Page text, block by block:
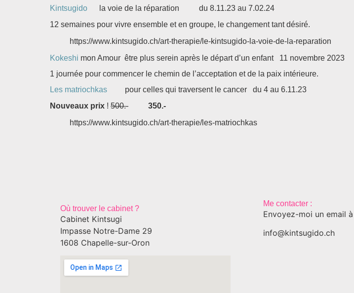
Kintsugidola voie de la réparation du 8.11.23 au 7.02.24
12 semaines pour vivre ensemble et en groupe, le changement tant désiré.
https://www.kintsugido.ch/art-therapie/le-kintsugido-la-voie-de-la-reparation
Kokeshi mon Amour être plus serein après le départ d’un enfant 11 novembre 2023
1 journée pour commencer le chemin de l’acceptation et de la paix intérieure.
Les matriochkaspour celles qui traversent le cancer du 4 au 6.11.23
Nouveaux prix ! 500.-
350.-
https://www.kintsugido.ch/art-therapie/les-matriochkas
Où trouver le cabinet ?
Cabinet Kintsugi
Impasse Notre-Dame 29
1608 Chapelle-sur-Oron
Me contacter :
Envoyez-moi un email à
info@kintsugido.ch